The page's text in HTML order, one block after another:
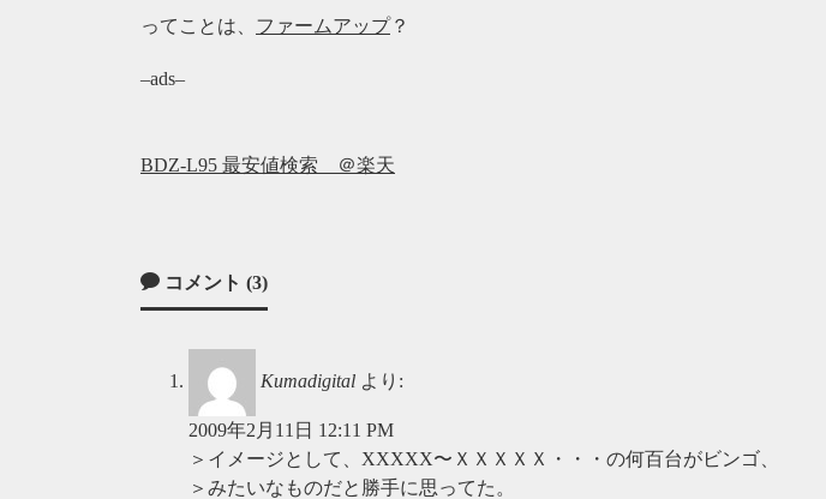
ってことは、 ファームアップ？
–ads–
BDZ-L95 最安値検索 ＠楽天
コメント (3)
Kumadigital より:
2009年2月11日 12:11 PM
＞イメージとして、XXXXX〜ＸＸＸＸＸ・・・の何百台がビンゴ、
＞みたいなものだと勝手に思ってた。